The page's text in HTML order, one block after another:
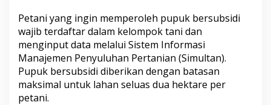
Petani yang ingin memperoleh pupuk bersubsidi
wajib terdaftar dalam kelompok tani dan
menginput data melalui Sistem Informasi
Manajemen Penyuluhan Pertanian (Simultan).
Pupuk bersubsidi diberikan dengan batasan
maksimal untuk lahan seluas dua hektare per
petani.